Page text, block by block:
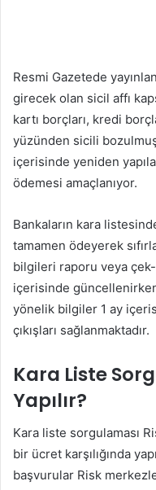
Resmi Gazetede
girecek olan sicil affı
kartı borçları, kredi
yüzünden sicili
içerisinde yeniden
ödemesi amaçlanıyor.
Bankaların kara
tamamen ödeyerek
bilgileri raporu veya
içerisinde
yönelik bilgiler 1 ay
çıkışları sağlanmaktadır.
Kara Liste
Yapılır?
Kara liste sorgulaması
bir ücret karşılığında
başvurular Risk